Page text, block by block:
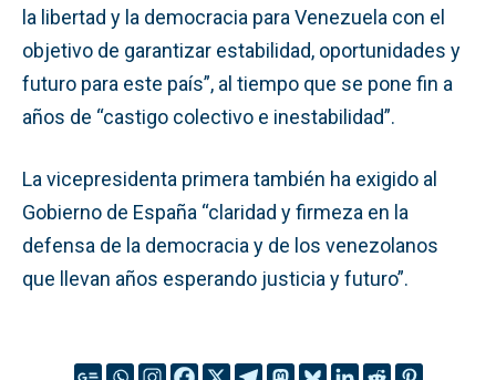
la libertad y la democracia para Venezuela con el
objetivo de garantizar estabilidad, oportunidades y
futuro para este país”, al tiempo que se pone fin a
años de “castigo colectivo e inestabilidad”.
La vicepresidenta primera también ha exigido al
Gobierno de España “claridad y firmeza en la
defensa de la democracia y de los venezolanos
que llevan años esperando justicia y futuro”.